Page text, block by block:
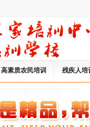
高素质农民培训 残疾人培